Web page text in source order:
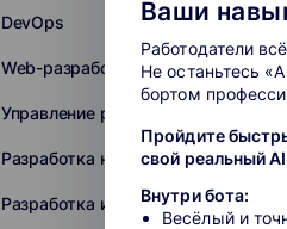
DevOps
Web-разработка
Управление разработкой и IT
Разработка на C (C#, C++)
Разработка игр
Ваши
Работодатели
Не останьтесь
бортом
Пройдите
свой реальный
Внутри бота:
Весёлый и